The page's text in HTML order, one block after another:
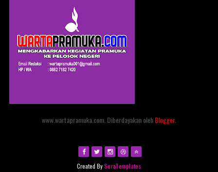
www.wartapramuka.com. Diberdayakan olehBlogger.
Created BySoraTemplates